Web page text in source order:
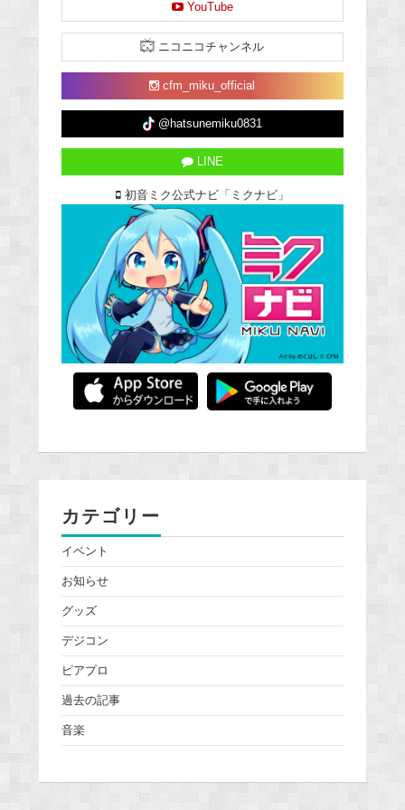
YouTube
ニコニコチャンネル
cfm_miku_official
@hatsunemiku0831
LINE
初音ミク公式ナビ「ミクナビ」
カテゴリー
イベント
お知らせ
グッズ
デジコン
ピアプロ
過去の記事
音楽